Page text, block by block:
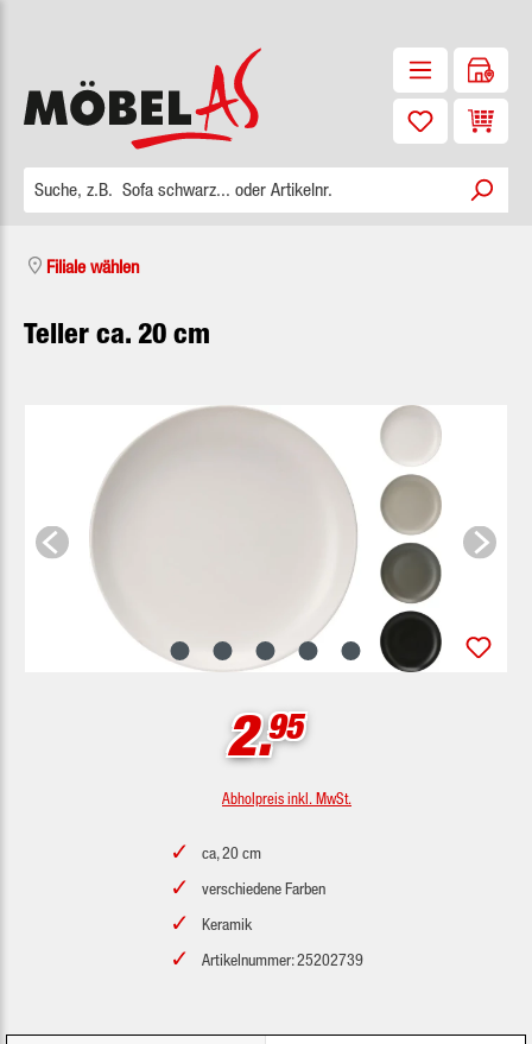
Filiale wählen
Teller ca. 20 cm
Bildergalerie überspringen
2.95
Abholpreis inkl. MwSt.
ca, 20 cm
verschiedene Farben
Keramik
Artikelnummer: 25202739